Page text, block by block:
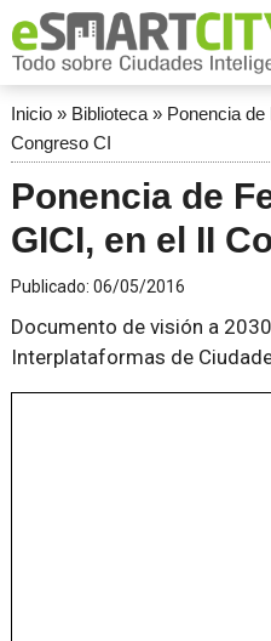
Inicio» Biblioteca» Ponencia
Congreso CI
Ponencia de
GICI, en el II
Publicado: 06/05/2016
Documento de visión a
Interplataformas de